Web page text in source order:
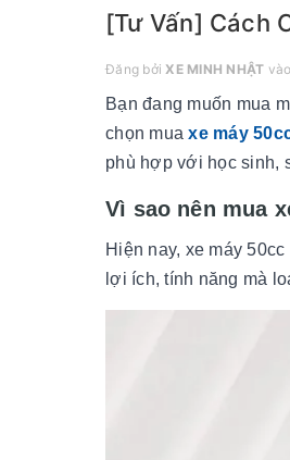
[Tư Vấn] Cách
Đăng bởiXE MINH NHẬT
Bạn đang muốn mua
chọn muaxe máy
phù hợp với học sinh,
Vì sao nên mua
Hiện nay, xe máy
lợi ích, tính năng mà